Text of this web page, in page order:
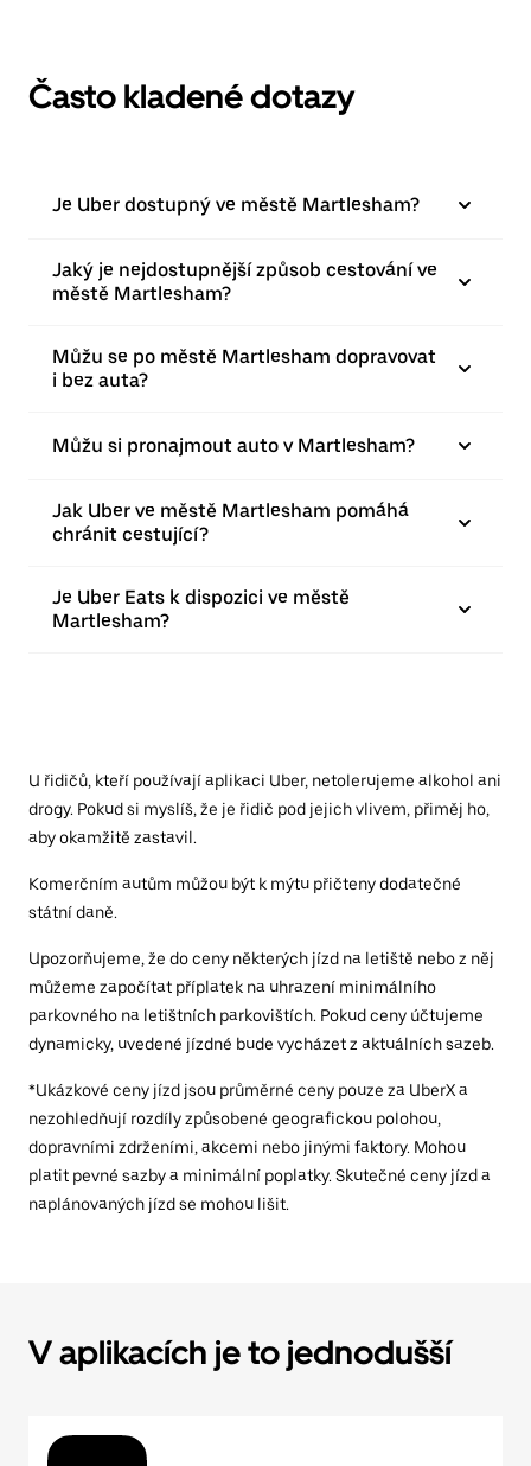
Často kladené dotazy
Je Uber dostupný ve městě Martlesham?
Jaký je nejdostupnější způsob cestování ve
městě Martlesham?
Můžu se po městě Martlesham dopravovat
i bez auta?
Můžu si pronajmout auto v Martlesham?
Jak Uber ve městě Martlesham pomáhá
chránit cestující?
Je Uber Eats k dispozici ve městě
Martlesham?
U řidičů, kteří používají aplikaci Uber, netolerujeme alkohol ani
drogy. Pokud si myslíš, že je řidič pod jejich vlivem, přiměj ho,
aby okamžitě zastavil.
Komerčním autům můžou být k mýtu přičteny dodatečné
státní daně.
Upozorňujeme, že do ceny některých jízd na letiště nebo z něj
můžeme započítat příplatek na uhrazení minimálního
parkovného na letištních parkovištích. Pokud ceny účtujeme
dynamicky, uvedené jízdné bude vycházet z aktuálních sazeb.
*Ukázkové ceny jízd jsou průměrné ceny pouze za UberX a
nezohledňují rozdíly způsobené geografickou polohou,
dopravními zdrženími, akcemi nebo jinými faktory. Mohou
platit pevné sazby a minimální poplatky. Skutečné ceny jízd a
naplánovaných jízd se mohou lišit.
V aplikacích je to jednodušší